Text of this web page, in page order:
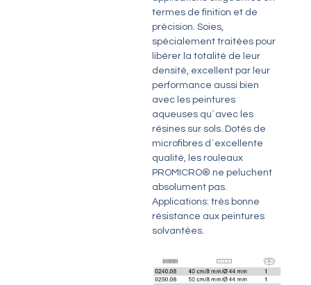
termes de finition et de
précision. Soies,
spécialement traitées pour
libérer la totalité de leur
densité, excellent par leur
performance aussi bien
avec les peintures
aqueuses qu´avec les
résines sur sols. Dotés de
microfibres d´excellente
qualité, les rouleaux
PROMICRO® ne peluchent
absolument pas.
Applications: très bonne
résistance aux peintures
solvantées.